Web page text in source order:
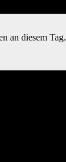
an diesem Tag.